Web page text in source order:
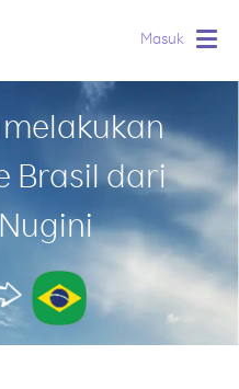
Masuk
Brasil dari